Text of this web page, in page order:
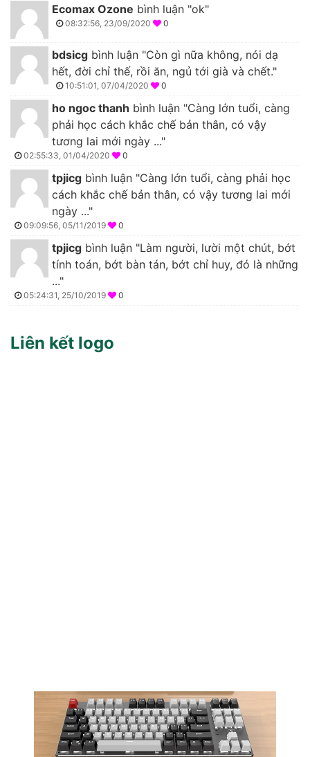
Ecomax Ozone bình luận "ok"
08:32:56, 23/09/2020 0
bdsicg bình luận "Còn gì nữa không, nói dạ
hết, đời chỉ thế, rồi ăn, ngủ tới già và chết."
10:51:01, 07/04/2020 0
ho ngoc thanh bình luận "Càng lớn tuổi, càng
phải học cách khắc chế bản thân, có vậy
tương lai mới ngày ..."
02:55:33, 01/04/2020 0
tpjicg bình luận "Càng lớn tuổi, càng phải học
cách khắc chế bản thân, có vậy tương lai mới
ngày ..."
09:09:56, 05/11/2019 0
tpjicg bình luận "Làm người, lười một chút, bớt
tính toán, bớt bàn tán, bớt chỉ huy, đó là những
..."
05:24:31, 25/10/2019 0
Liên kết logo